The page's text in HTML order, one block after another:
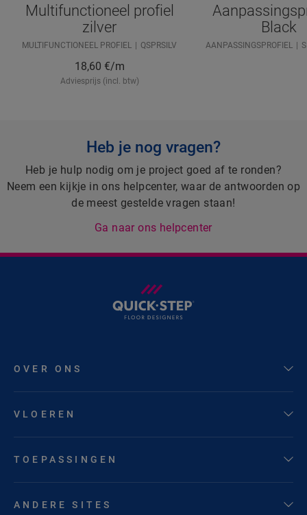
Multifunctioneel profiel
zilver
MULTIFUNCTIONEEL PROFIEL QSPRSILV
18,60 €/m
Adviesprijs (incl. btw)
Black
AANPASSINGSPROFIEL
Heb je nog vragen?
Heb je hulp nodig om je project goed af te ronden?
Neem een kijkje in ons helpcenter, waar de antwoorden op
de meest gestelde vragen staan!
Ga naar ons helpcenter
OVER ONS
VLOEREN
TOEPASSINGEN
ANDERE SITES